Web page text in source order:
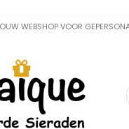
WEBSHOP VOOR